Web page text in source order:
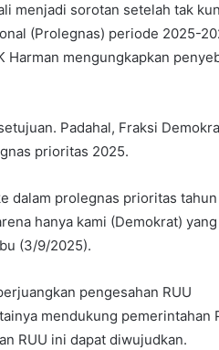
menjadi sorotan setelah tak
(Prolegnas) periode 2025-
Harman mengungkapkan
Padahal, Fraksi
prioritas 2025.
dalam prolegnas prioritas tahun
hanya kami (Demokrat) yang
(3/9/2025).
pengesahan RUU
mendukung pemerintahan
RUU ini dapat diwujudkan.